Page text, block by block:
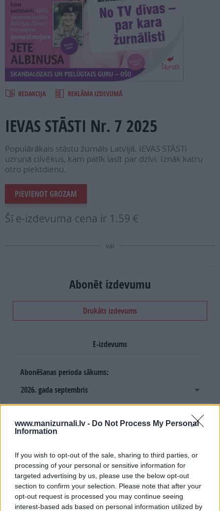
www.manizurnali.lv - Do Not Process My Personal
Information
If you wish to opt-out of the sale, sharing to third parties, or
processing of your personal or sensitive information for
targeted advertising by us, please use the below opt-out
section to confirm your selection. Please note that after your
opt-out request is processed you may continue seeing
interest-based ads based on personal information utilized by
SEARCH
Šķirstīt
REDAKCIJA REKLĀMA IZDEVUMĀ
IEVAS STĀSTI Nr. 7 2025
Populārākais stāstu žurnāls Latvijā. IEVAS STĀSTI
uzrunā cilvēkus, kam patīk lasīt par dzīvi. Iznāk katru
otro piektdienu.
PIEVIENOT GROZAM
Šī e-izdevuma cena ir 1.59 €
vai
Abonēt izdevumu
Drukāts izdevums
E-izdevums
Abonēšanas perioda sākums:
2026. gada septembris
Mēnešu skaits:
4 mēneši /20.00 Eur
8 izdevumi / 2.50 Eur par izdevumu *
*Visas cenas portālā ManiZurnali.lv norādītas € ar PVN.
Žurnālu izdevumu skaits var atšķirties, kā to nosaka Lietošanas
noteikumi